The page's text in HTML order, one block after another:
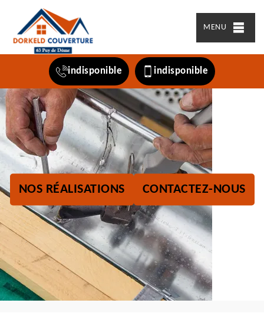
MENU
indisponible indisponible
NOS RÉALISATIONS CONTACTEZ-NOUS